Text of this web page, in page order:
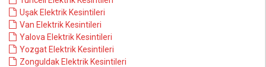
Uşak Elektrik Kesintileri
Van Elektrik Kesintileri
Yalova Elektrik Kesintileri
Yozgat Elektrik Kesintileri
Zonguldak Elektrik Kesintileri